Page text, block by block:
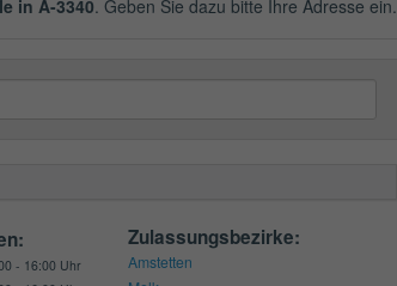
in A-3340. Geben Sie dazu bitte Ihre Adresse ein.
- 16:00 Uhr
Zulassungsbezirke:
Amstetten